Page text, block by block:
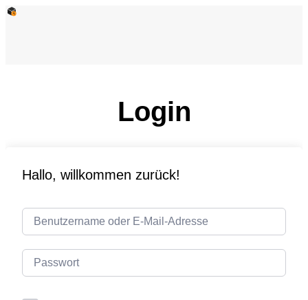
Login
Hallo, willkommen zurück!